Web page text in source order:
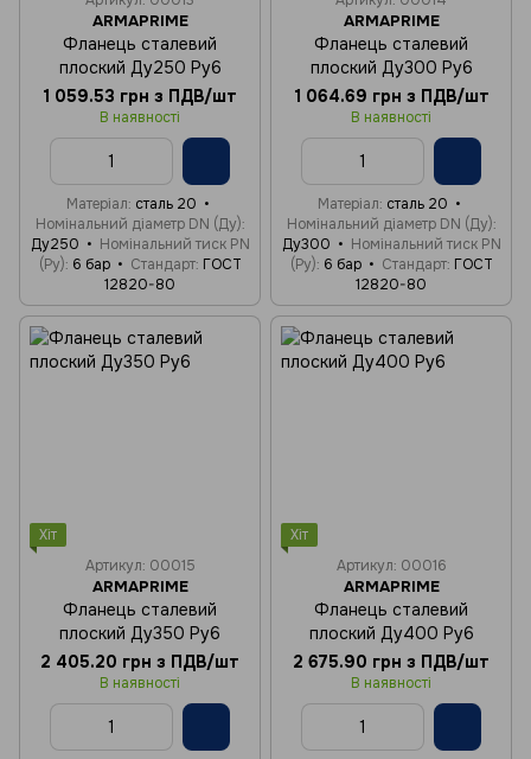
ARMAPRIME
Фланець сталевий
плоский Ду250 Ру6
1 059.53 грн з ПДВ/шт
В наявності
Матеріал сталь 20
Номінальний діаметр DN (Ду)
Ду250
Номінальний тиск PN
(Ру) 6 бар Стандарт ГОСТ
12820-80
ARMAPRIME
Фланець сталевий
плоский Ду300 Ру6
1 064.69 грн з ПДВ/шт
В наявності
Матеріал сталь 20
Номінальний діаметр DN (Ду)
Ду300
Номінальний тиск PN
(Ру) 6 бар Стандарт ГОСТ
12820-80
Хіт
Артикул: 00015
ARMAPRIME
Фланець сталевий
плоский Ду350 Ру6
2 405.20 грн з ПДВ/шт
В наявності
Хіт
Артикул: 00016
ARMAPRIME
Фланець сталевий
плоский Ду400 Ру6
2 675.90 грн з ПДВ/шт
В наявності